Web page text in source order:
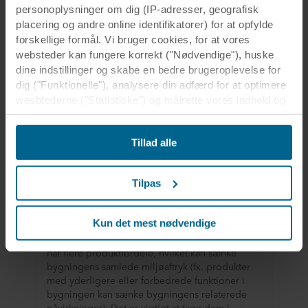
personoplysninger om dig (IP-adresser, geografisk
placering og andre online identifikatorer) for at opfylde
forskellige formål. Vi bruger cookies, for at vores
websteder kan fungere korrekt ("Nødvendige"), huske
dine indstillinger og skabe en bedre brugeroplevelse for
dig ("Funktionelle"), analysere din adfærd for at optimere
annoncer på sociale medier og eksterne websteder
baseret på din adfærd på vores websteder
("Markedsføring"). Oplysninger om din brug af vores
websteder kan blive videregivet til vores partnere inden
forretningspartnere kan kombinere disse data med andre
oplysninger, som de tidligere har modtaget, eller som de
har indsamlet gennem din brug af deres tjenester.
Partneren kan være etableret i et usikkert tredjeland,
herunder USA, og ved at acceptere cookies anerkender
du også denne overførsel velvidende, at
beskyttelsesniveauet i tredjelandet muligvis ikke er det
samme som i EU/EØS.
Tillad alle
Tilpas
Kun det mest nødvendige
Bygningens fordele
Det er ikke ualmindeligt, at et byggemateriale
har flere produktfordele, hvilket kan sænke
bygningens samlede miljøaftryk (fx. produkter
med yderligere eller forbedrede funktioner i
bygningen kan sænke bygningens relaterede